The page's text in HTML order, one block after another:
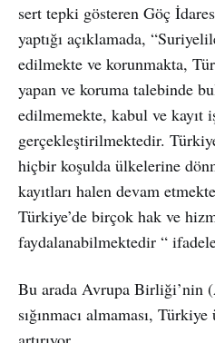
sert tepki gösteren Göç
yaptığı açıklamada,
edilmekte ve korunmakta,
yapan ve koruma talebinde
edilmemekte, kabul ve kayıt
gerçekleştirilmektedir.
hiçbir koşulda ülkelerine
kayıtları halen devam
Türkiye’de birçok hak ve
faydalanabilmektedir “
Bu arada Avrupa Birliği’nin
sığınmacı almaması,